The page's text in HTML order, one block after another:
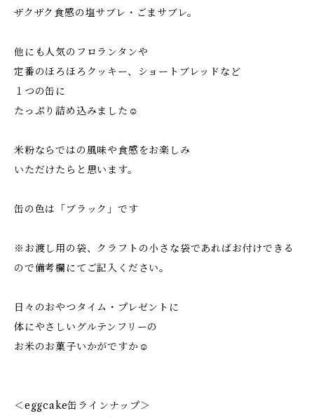
ザクザク食感の塩サブレ・ごまサブレ。
他にも人気のフロランタンや
定番のほろほろクッキー、ショートブレッドなど
１つの缶に
たっぷり詰め込みました☺
米粉ならではの風味や食感をお楽しみ
いただけたらと思います。
缶の色は「ブラック」です
※お渡し用の袋、クラフトの小さな袋であればお付けできる
ので備考欄にてご記入ください。
日々のおやつタイム・プレゼントに
体にやさしいグルテンフリーの
お米のお菓子いかがですか☺︎
＜eggcake缶ラインナップ＞